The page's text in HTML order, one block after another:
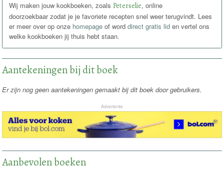
Wij maken jouw kookboeken, zoalsPeterselie, online
doorzoekbaar zodat je je favoriete recepten snel weer terugvindt. Lees
er meer over op onze homepage of worddirect gratis lid en vertel ons
welke kookboeken jij thuis hebt staan.
Aantekeningen bij dit boek
Er zijn nog geen aantekeningen gemaakt bij dit boek door gebruikers.
Advertentie
Aanbevolen boeken